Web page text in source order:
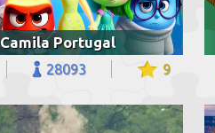
Camila Portugal
28093 9